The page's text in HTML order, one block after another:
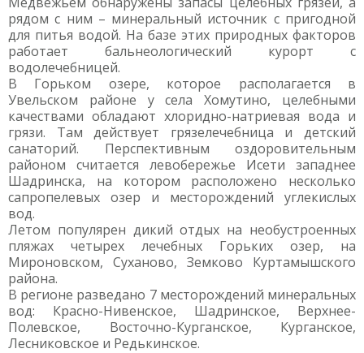
рядом с ним – минеральный источник с пригодной
для питья водой. На базе этих природных факторов
работает бальнеологический курорт с
водолечебницей.
В Горьком озере, которое располагается в
Увельском районе у села Хомутино, целебными
качествами обладают хлоридно-натриевая вода и
грязи. Там действует грязелечебница и детский
санаторий. Перспективным оздоровительным
районом считается левобережье Исети западнее
Шадринска, на котором расположено несколько
сапропелевых озер и месторождений углекислых
вод.
Летом популярен дикий отдых на необустроенных
пляжах четырех лечебных Горьких озер, на
Мироновском, Суханово, Земково Куртамышского
района.
В регионе разведано 7 месторождений минеральных
вод: Красно-Нивенское, Шадринское, Верхнее-
Полевское, Восточно-Курганское, Курганское,
Лесниковское и Редькинское.